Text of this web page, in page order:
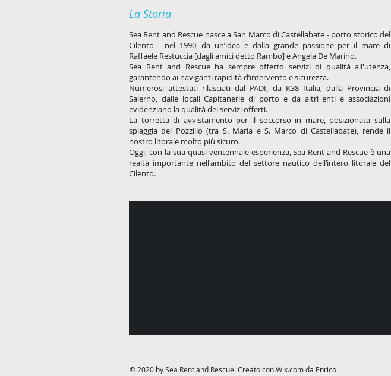
La Storia
Sea Rent and Rescue nasce a San Marco di Castellabate - porto storico del
Cilento - nel 1990, da un’idea e dalla grande passione per il mare di
Raffaele Restuccia [dagli amici detto Rambo] e Angela De Marino.
Sea Rent and Rescue ha sempre offerto servizi di qualità all'utenza,
garantendo ai naviganti rapidità d’intervento e sicurezza.
Numerosi attestati rilasciati dal PADI, da K38 Italia, dalla Provincia di
Salerno, dalle locali Capitanerie di porto e da altri enti e associazioni
evidenziano la qualità dei servizi offerti.
La torretta di avvistamento per il soccorso in mare, posizionata sulla
spiaggia del Pozzillo (tra S. Maria e S. Marco di Castellabate), rende il
nostro litorale molto più sicuro.
Oggi, con la sua quasi ventennale esperienza, Sea Rent and Rescue è una
realtà importante nell'ambito del settore nautico dell’intero litorale del
Cilento.
© 2020 by Sea Rent and Rescue. Creato conWix.com da Enrico